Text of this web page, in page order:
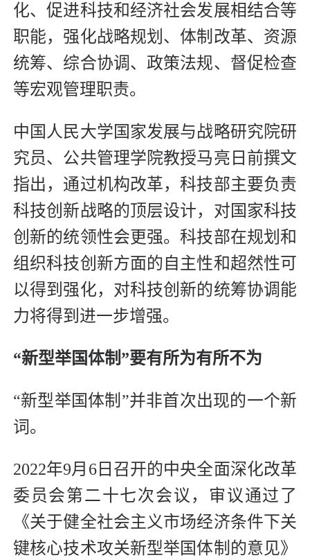
化、促进科技和经济社会发展相结合等
职能，强化战略规划、体制改革、资源
统筹、综合协调、政策法规、督促检查
等宏观管理职责。
中国人民大学国家发展与战略研究院研
究员、公共管理学院教授马亮日前撰文
指出，通过机构改革，科技部主要负责
科技创新战略的顶层设计，对国家科技
创新的统领性会更强。科技部在规划和
组织科技创新方面的自主性和超然性可
以得到强化，对科技创新的统筹协调能
力将得到进一步增强。
“新型举国体制”要有所为有所不为
“新型举国体制”并非首次出现的一个新
词。
2022年9月6日召开的中央全面深化改革
委员会第二十七次会议，审议通过了
《关于健全社会主义市场经济条件下关
键核心技术攻关新型举国体制的意见》